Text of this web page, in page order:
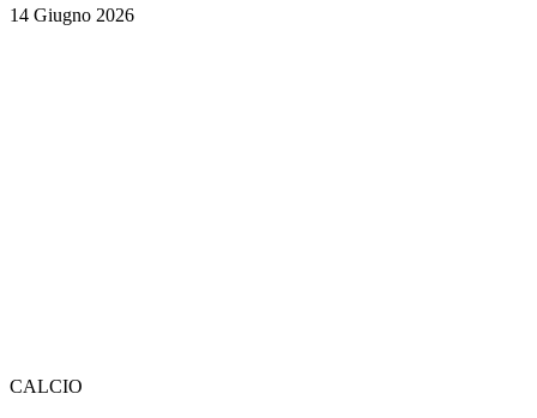
14 Giugno 2026
CALCIO